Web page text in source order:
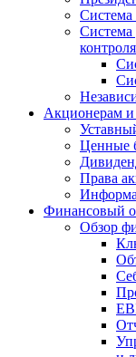
Система
Система
контроля
Акционерам и
Ценные
Права
Финансовый
Обзор